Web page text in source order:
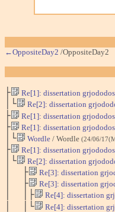
←OppositeDay2 /OppositeDay2
├ Re[1]: dissertation
│└ Re[2]: dissertation
├ Re[1]: dissertation
├ Re[1]: dissertation
│└ Wordle / Wordle (24/06/
├ Re[1]: dissertation
│└ Re[2]: dissertation
│ ├ Re[3]: dissertation
│ ├ Re[3]: dissertation
│ │├ Re[4]: dissertation
│ │└ Re[4]: dissertation